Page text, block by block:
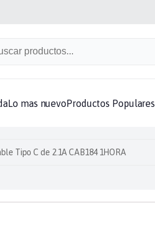
Lo mas nuevoProductos Populares
Tipo C de 2.1A CAB184 1HORA